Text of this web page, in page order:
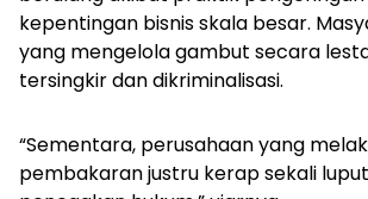
kepentingan bisnis skala besar.
yang mengelola gambut secara
tersingkir dan dikriminalisasi.
“Sementara, perusahaan yang
pembakaran justru kerap sekali